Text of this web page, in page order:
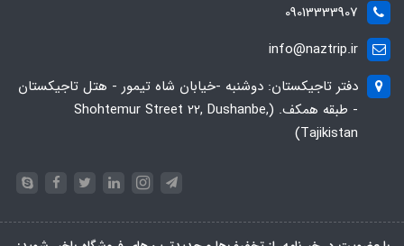
09013333907
info@naztrip.ir
دفتر تاجیکستان: دوشنبه -خیابان شاه تیمور - هتل تاجیکستان
- طبقه همکف. (Shohtemur Street 22, Dushanbe,
Tajikistan)